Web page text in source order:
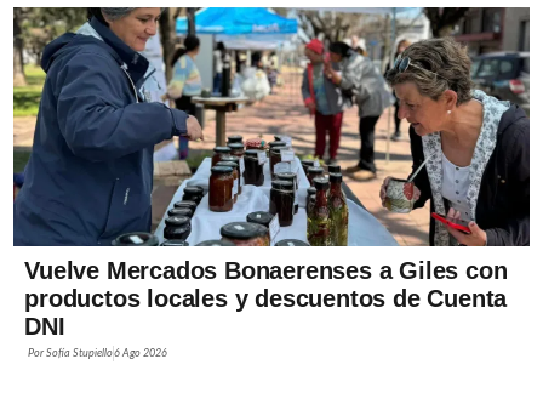
Vuelve Mercados Bonaerenses a Giles con
productos locales y descuentos de Cuenta
DNI
PorSofía Stupiello6 Ago 2026